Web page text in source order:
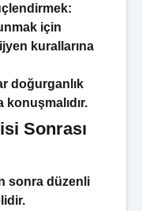
için
kurallarına
doğurganlık
konuşmalıdır.
Sonrası
sonra düzenli